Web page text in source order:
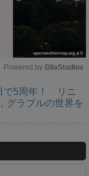
M
u
Powered by GliaStudios
で5周年！ リニ
グラブルの世界を